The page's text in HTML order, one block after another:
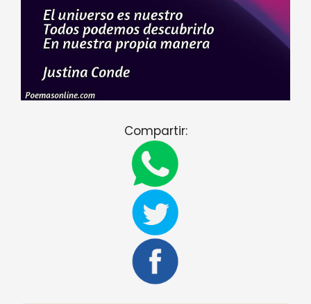
Compartir: